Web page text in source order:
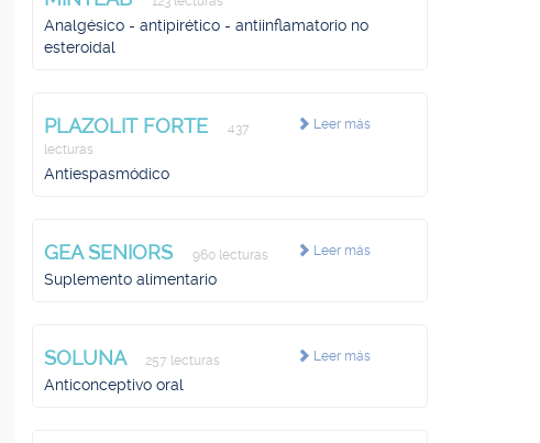
Analgésico - antipirético - antiinflamatorio no
esteroidal
Leer más
PLAZOLIT FORTE
437
lecturas
Antiespasmódico
Leer más
GEA SENIORS 960 lecturas
Suplemento alimentario
Leer más
SOLUNA 257 lecturas
Anticonceptivo oral